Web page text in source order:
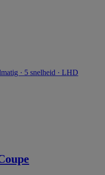
· 5 snelheid · LHD